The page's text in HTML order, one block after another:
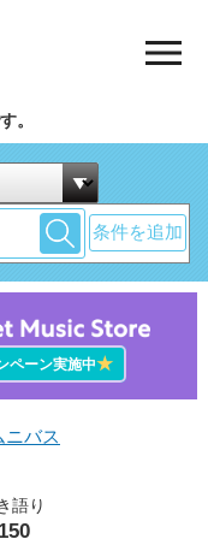
。
条件を追加
ペーン実施中★
ニバス
語り